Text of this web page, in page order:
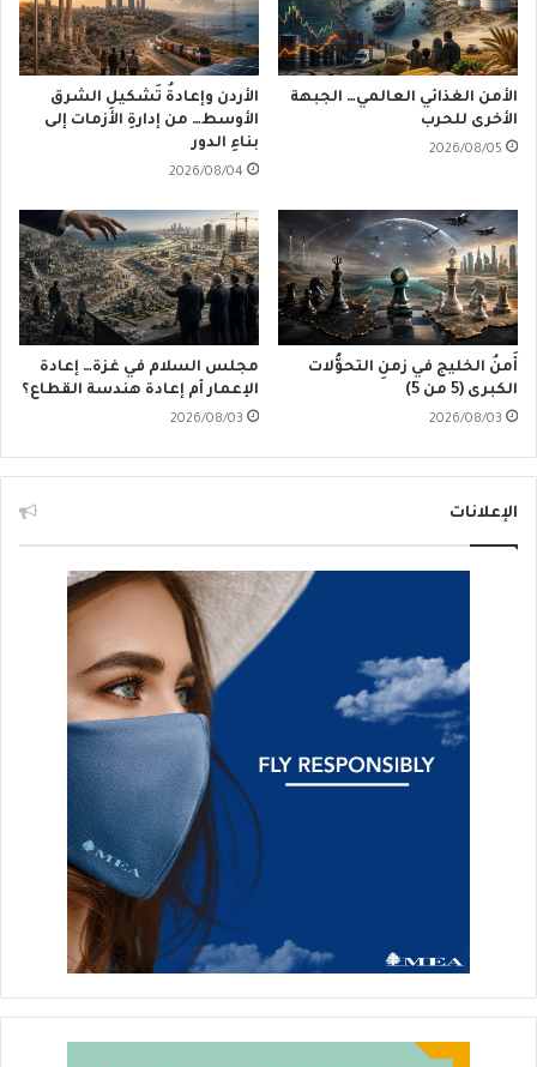
الأمن الغذائي العالمي… الجبهة
الأخرى للحرب
2026/08/05
الأردن وإعادةُ تَشكيلِ الشرق
الأوسط… من إدارةِ الأزمات إلى
بناءِ الدور
2026/08/04
أَمنُ الخليج في زمنِ التحوُّلات
الكبرى (5 من 5)
2026/08/03
مجلس السلام في غزة… إعادة
الإعمار أم إعادة هندسة القطاع؟
2026/08/03
الإعلانات